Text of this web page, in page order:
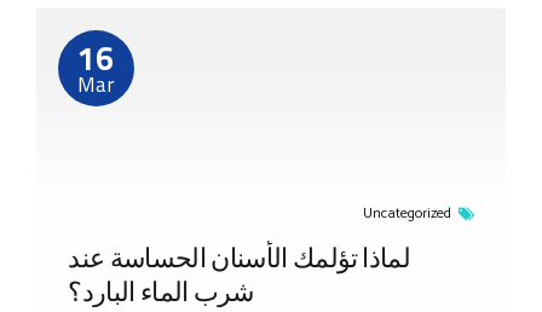
Uncategorized
16
Mar
لماذا تؤلمك الأسنان الحساسة عند
شرب الماء البارد؟